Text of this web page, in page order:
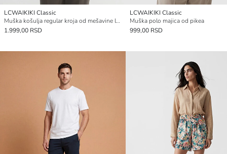
LCWAIKIKI Classic
Muška košulja regular kroja od mešavine lana sa prugama
1.999,00 RSD
LCWAIKIKI Classic
Muška polo majica od pikea
999,00 RSD